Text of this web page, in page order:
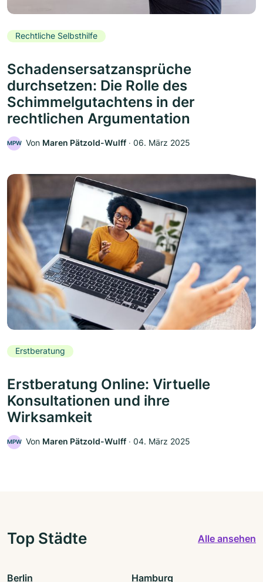
Rechtliche Selbsthilfe
Schadensersatzansprüche
durchsetzen: Die Rolle des
Schimmelgutachtens in der
rechtlichen Argumentation
MPW Von Maren Pätzold-Wulff ‧ 06. März 2025
Erstberatung
Erstberatung Online: Virtuelle
Konsultationen und ihre
Wirksamkeit
MPW Von Maren Pätzold-Wulff ‧ 04. März 2025
Top Städte Alle ansehen
Berlin Hamburg